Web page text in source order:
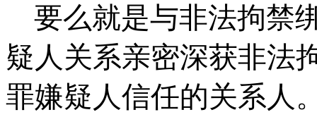
要么就是与非法拘禁
疑人关系亲密深获非法
罪嫌疑人信任的关系人